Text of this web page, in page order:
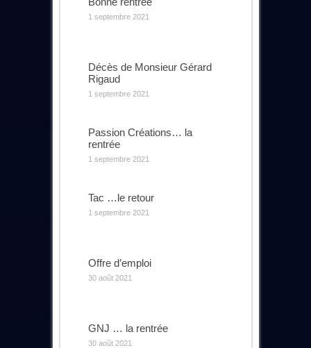
1 septembre 2021
Décès de Monsieur Gérard
Rigaud
1 septembre 2021
Passion Créations… la
rentrée
1 septembre 2021
Tac …le retour
1 septembre 2021
Offre d’emploi
30 août 2021
GNJ … la rentrée
30 août 2021